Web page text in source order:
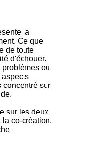
la
Ce que
de toute
d'échouer.
problèmes ou
aspects
concentré sur
sur les deux
la co-création.